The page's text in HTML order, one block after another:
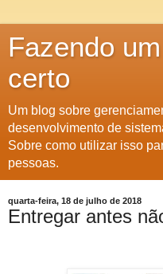
Fazendo
certo
Um blog sobre
desenvolvimento de
Sobre como utilizar isso
pessoas.
quarta-feira, 18 de julho de 2018
Entregar antes